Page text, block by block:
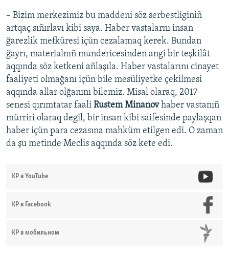
– Bizim merkezimiz bu maddeni söz serbestliginiñ
artqaç sıñırlavı kibi saya. Haber vastalarnı insan
ğarezlik mefküresi içün cezalamaq kerek. Bundan
ğayrı, materialnıñ mundericesinden angi bir teşkilât
aqqında söz ketkeni añlaşıla. Haber vastalarını cinayet
faaliyeti olmağanı içün bile mesüliyetke çekilmesi
aqqında allar olğanını bilemiz. Misal olaraq, 2017
senesi qırımtatar faali Rustem Minanovhaber vastanıñ
mürriri olaraq degil, bir insan kibi saifesinde paylaşqan
haber içün para cezasına mahküm etilgen edi. O zaman
da şu metinde Meclis aqqında söz kete edi.
КР в YouTube
КР в Facebook
КР в мобильном